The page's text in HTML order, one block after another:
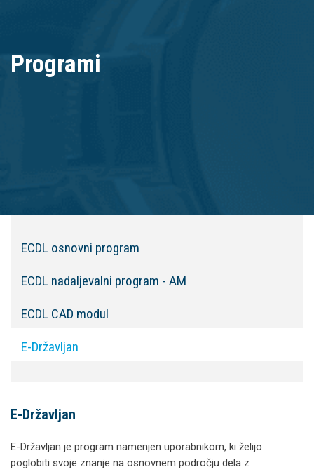
Programi
ECDL osnovni program
ECDL nadaljevalni program - AM
ECDL CAD modul
E-Državljan
E-Državljan
E-Državljan je program namenjen uporabnikom, ki želijo
poglobiti svoje znanje na osnovnem področju dela z